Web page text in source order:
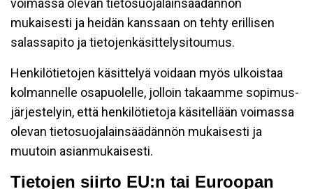
voimassa olevan tietosuojalainsäädännön
mukaisesti ja heidän kanssaan on tehty erillisen
salassapito ja tietojenkäsittelysitoumus.
Henkilötietojen käsittelyä voidaan myös ulkoistaa
kolmannelle osapuolelle, jolloin takaamme sopimus-
järjestelyin, että henkilötietoja käsitellään voimassa
olevan tietosuojalainsäädännön mukaisesti ja
muutoin asianmukaisesti.
Tietojen siirto EU:n tai Euroopan